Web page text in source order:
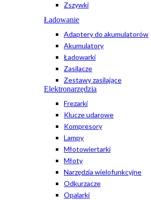
Zszywki
Ładowanie
Adaptery do akumulatorów
Akumulatory
Ładowarki
Zasilacze
Zestawy zasilające
Elektronarzędzia
Frezarki
Klucze udarowe
Kompresory
Lampy
Młotowiertarki
Młoty
Narzędzia wielofunkcyjne
Odkurzacze
Opalarki